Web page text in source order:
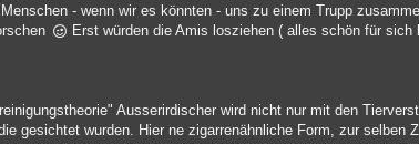
- wenn wir es könnten - uns zu einem Trupp
Erst würden die Amis losziehen ( alles schön für
Ausserirdischer wird nicht nur mit den
gesichtet wurden. Hier ne zigarrenähnliche Form, zur